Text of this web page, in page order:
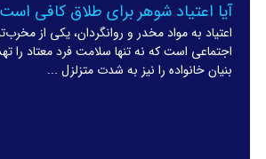
آیا اعتیاد شوهر برای طلاق کافی
اعتیاد به مواد مخدر و روانگردان، یکی از
اجتماعی است که نه تنها سلامت فرد معتاد را
بنیان خانواده را نیز به شدت متزلزل ...